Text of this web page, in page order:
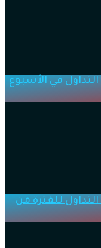
في الأسبوع
للفترة من